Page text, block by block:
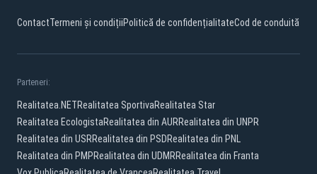
ContactTermeni și condițiiPolitică de confidențialitateCod de conduită
Parteneri:
Realitatea.NETRealitatea SportivaRealitatea Star
Realitatea EcologistaRealitatea din AURRealitatea din UNPR
Realitatea din USRRealitatea din PSDRealitatea din PNL
Realitatea din PMPRealitatea din UDMRRealitatea din Franta